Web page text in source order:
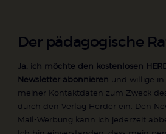
Der pädagogische
Ja, ich möchte den kostenlosen
Newsletter abonnieren und willige
meiner Kontaktdaten zum Zweck
durch den Verlag Herder ein. Den
Mail-Werbung kann ich jederzeit